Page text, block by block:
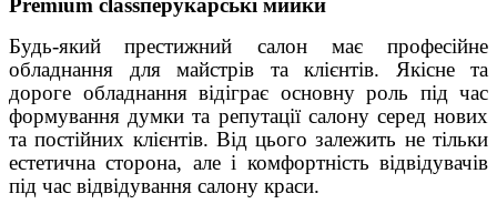
Premium classперукарські мийки
Будь-який
престижний салон має професійне
обладнання для майстрів та клієнтів. Якісне та
дороге обладнання відіграє основну роль під час
формування думки та репутації салону серед нових
та постійних клієнтів. Від цього залежить не тільки
естетична сторона, але і комфортність відвідувачів
під час відвідування салону краси.